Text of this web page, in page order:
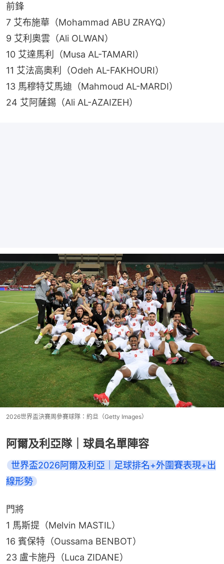
前鋒
7 艾布施華（Mohammad ABU ZRAYQ）
9 艾利奧雲（Ali OLWAN）
10 艾達馬利（Musa AL-TAMARI）
11 艾法高奧利（Odeh AL-FAKHOURI）
13 馬穆特艾馬迪（Mahmoud AL-MARDI）
24 艾阿薩錫（Ali AL-AZAIZEH）
2026世界盃決賽周參賽球隊：約旦（Getty Images）
阿爾及利亞隊｜球員名單陣容
世界盃2026阿爾及利亞｜足球排名+外圍賽表現+出
線形勢
門將
1 馬斯提（Melvin MASTIL）
16 賓保特（Oussama BENBOT）
23 盧卡施丹（Luca ZIDANE）